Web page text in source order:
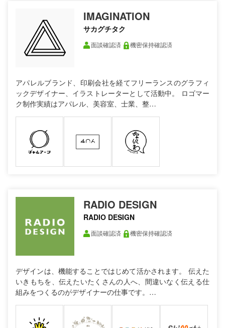
IMAGINATION
サカグチタク
面談確認済 機密保持確認済
アパレルブランド、印刷会社を経てフリーランスのグラフィ
ックデザイナー、イラストレーターとして活動中。 ロゴマー
ク制作実績はアパレル、美容室、士業、整…
RADIO DESIGN
RADIO DESIGN
面談確認済 機密保持確認済
デザインは、機能することではじめて活かされます。 伝えた
いきもちを、伝えたいたくさんの人へ、間違いなく伝える仕
組みをつくるのがデザイナーの仕事です。…